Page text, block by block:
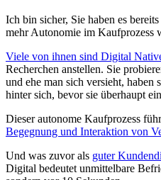
Ich bin sicher, Sie haben es
mehr Autonomie im Kaufprozess
Viele von ihnen sind Digital
Recherchen anstellen. Sie
und ehe man sich versieht, haben
hinter sich, bevor sie überhaupt
Dieser autonome Kaufprozess
Begegnung und Interaktion von
Und was zuvor als guter
Digital bedeutet unmittelbare